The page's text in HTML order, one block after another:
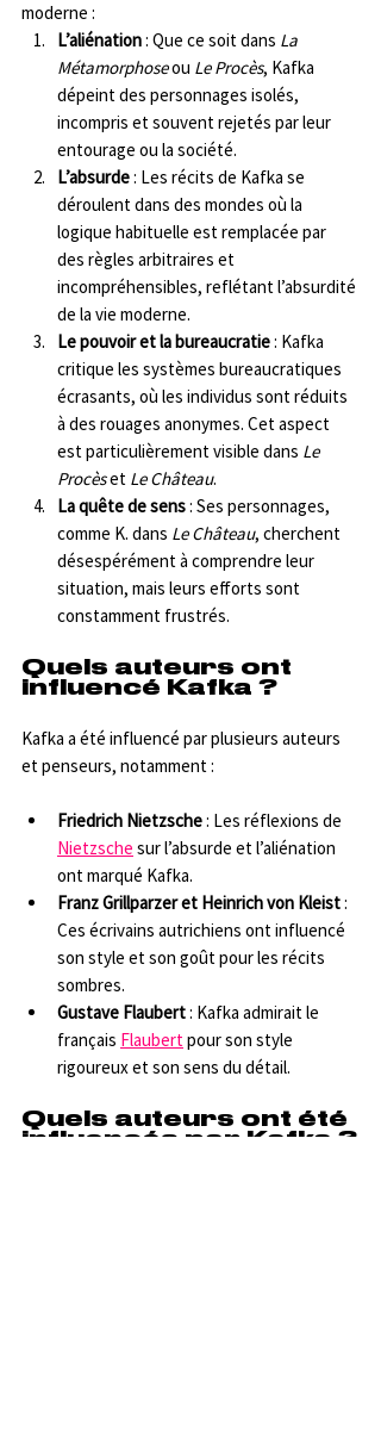
moderne :
L’aliénation : Que ce soit dans La
Métamorphose ou Le Procès, Kafka
dépeint des personnages isolés,
incompris et souvent rejetés par leur
entourage ou la société.
L’absurde : Les récits de Kafka se
déroulent dans des mondes où la
logique habituelle est remplacée par
des règles arbitraires et
incompréhensibles, reflétant l’absurdité
de la vie moderne.
Le pouvoir et la bureaucratie : Kafka
critique les systèmes bureaucratiques
écrasants, où les individus sont réduits
à des rouages anonymes. Cet aspect
est particulièrement visible dans Le
Procès et Le Château.
La quête de sens : Ses personnages,
comme K. dans Le Château, cherchent
désespérément à comprendre leur
situation, mais leurs efforts sont
constamment frustrés.
Quels auteurs ont
influencé Kafka ?
Kafka a été influencé par plusieurs auteurs
et penseurs, notamment :
Friedrich Nietzsche : Les réflexions de
Nietzsche sur l’absurde et l’aliénation
ont marqué Kafka.
Franz Grillparzer et Heinrich von Kleist :
Ces écrivains autrichiens ont influencé
son style et son goût pour les récits
sombres.
Gustave Flaubert : Kafka admirait le
français Flaubert pour son style
rigoureux et son sens du détail.
Quels auteurs ont été
influencés par Kafka ?